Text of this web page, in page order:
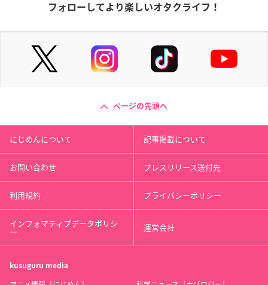
フォローしてより楽しいオタクライフ！
ページの先頭へ
にじめんについて 記事掲載について
お問い合わせ プレスリリース送付先
利用規約 プライバシーポリシー
インフォマティブデータポリシ
ー 運営会社
kusuguru media